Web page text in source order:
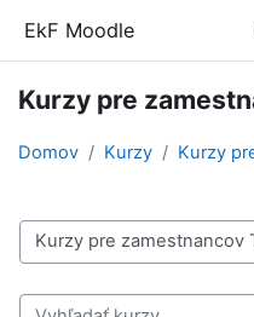
EkF Moodle
Kurzy pre
Domov Kurzy Kurzy
Kategórie kurzov
Vyhľadať kurzy